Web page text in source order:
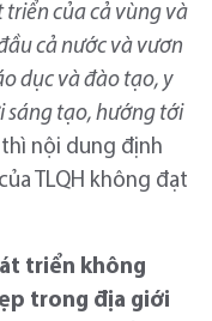
của cả vùng và
cả nước và vươn
dục và đào tạo, y
sáng tạo, hướng tới
thì nội dung định
TLQH không đạt
triển không
trong địa giới